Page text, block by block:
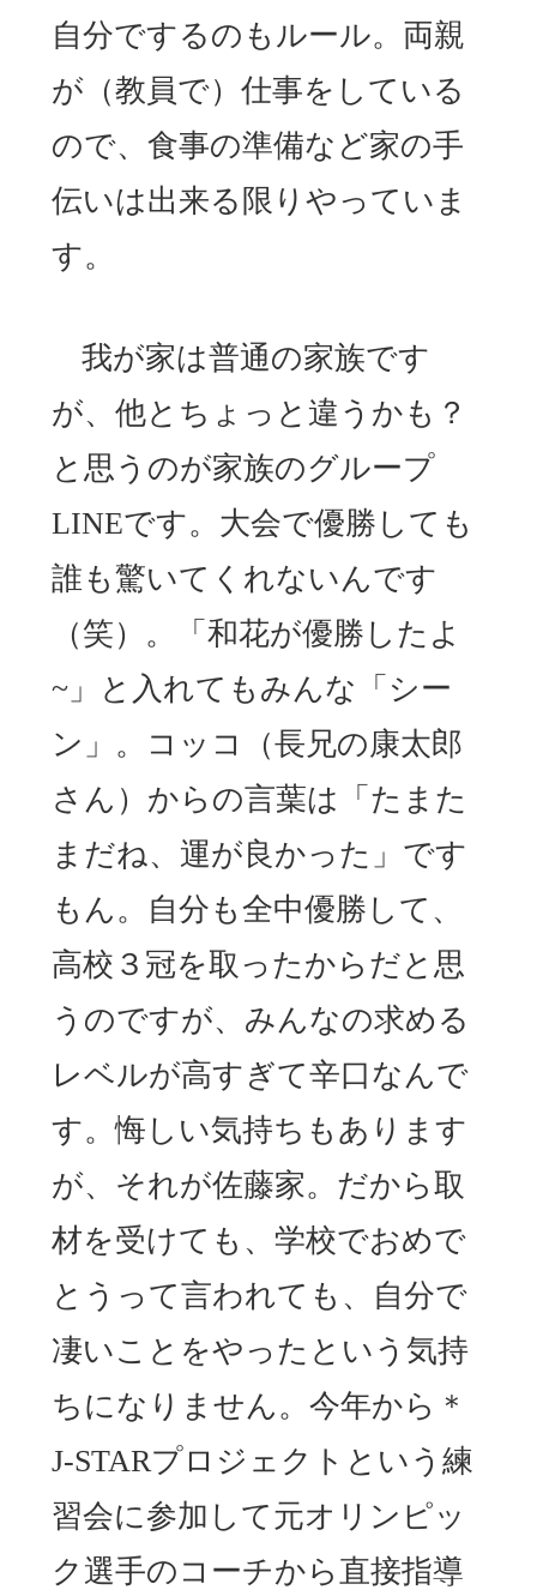
自分でするのもルール。両親
が（教員で）仕事をしている
ので、食事の準備など家の手
伝いは出来る限りやっていま
す。
我が家は普通の家族です
が、他とちょっと違うかも？
と思うのが家族のグループ
LINEです。大会で優勝しても
誰も驚いてくれないんです
（笑）。「和花が優勝したよ
~」と入れてもみんな「シー
ン」。コッコ（長兄の康太郎
さん）からの言葉は「たまた
まだね、運が良かった」です
もん。自分も全中優勝して、
高校３冠を取ったからだと思
うのですが、みんなの求める
レベルが高すぎて辛口なんで
す。悔しい気持ちもあります
が、それが佐藤家。だから取
材を受けても、学校でおめで
とうって言われても、自分で
凄いことをやったという気持
ちになりません。今年から＊
J-STARプロジェクトという練
習会に参加して元オリンピッ
ク選手のコーチから直接指導